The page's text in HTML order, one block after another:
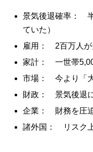
景気後退確率：
ていた）
雇用： 2百万人が
家計： 一世帯
市場： 今より「
財政： 景気後退
企業： 財務を圧
諸外国： リスク